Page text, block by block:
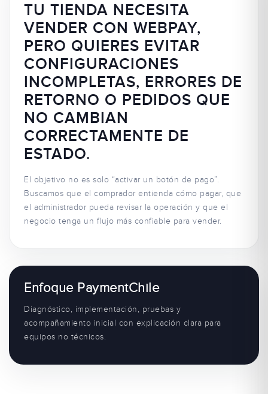
TU TIENDA NECESITA
VENDER CON WEBPAY,
PERO QUIERES EVITAR
CONFIGURACIONES
INCOMPLETAS, ERRORES DE
RETORNO O PEDIDOS QUE
NO CAMBIAN
CORRECTAMENTE DE
ESTADO.
El objetivo no es solo “activar un botón de pago”.
Buscamos que el comprador entienda cómo pagar, que
el administrador pueda revisar la operación y que el
negocio tenga un flujo más confiable para vender.
Enfoque PaymentChile
Diagnóstico, implementación, pruebas y
acompañamiento inicial con explicación clara para
equipos no técnicos.